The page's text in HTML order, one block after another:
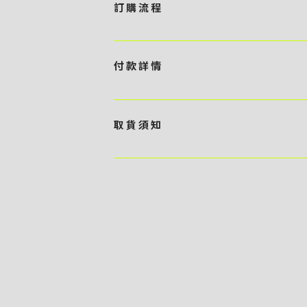
訂 購 流 程
1 / 挑選款式及設計 貴客可瀏覽 4:00AM 官方網站或親
訂購內容進行報價 3 / 確實訂單及緻付訂金 4AM 團隊
付 款 詳 情
貴客可選擇以下方式繳付貨款： ・ 親臨工作室現金支
）交予4AM 團隊核實有關款項 - 任何轉帳或換匯交易手
取 貨 須 知
貴客可選擇以下方式提取所訂購之貨品： ​・ 工作室自